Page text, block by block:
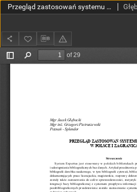
Przegląd zastosowań systemu Expertus w Polsce i za granicą